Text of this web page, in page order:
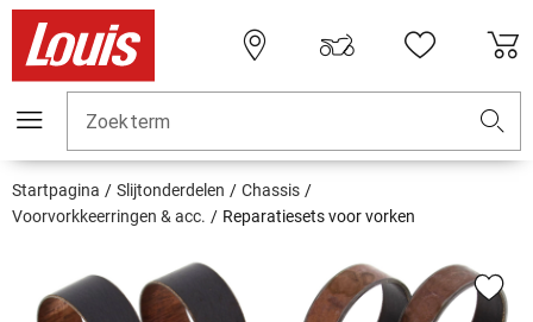
Zoekterm
Startpagina Slijtonderdelen
Chassis
Voorvorkkeerringen & acc.
Reparatiesets voor vorken